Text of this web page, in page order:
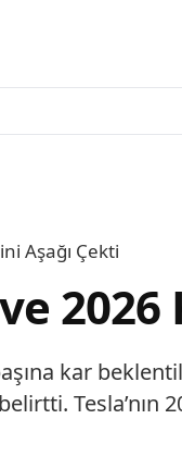
Aşağı Çekti
kar
Tesla’nın